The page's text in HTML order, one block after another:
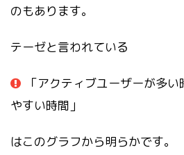
のもあります。
テーゼと言われている
「アクティブユーザーが多
やすい時間」
はこのグラフから明らかです。